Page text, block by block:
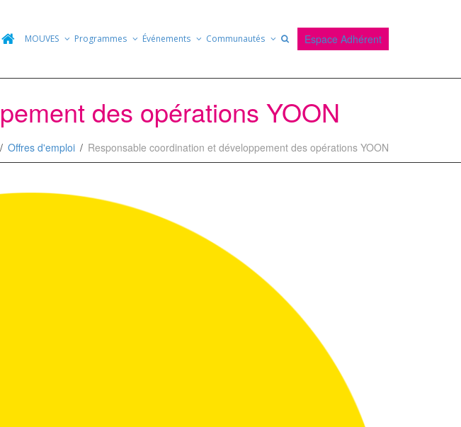
MOUVES Programmes Événements Communautés Espace Adhérent
des opérations YOON
Offres d'emploi Responsable coordination et développement des opérations YOON